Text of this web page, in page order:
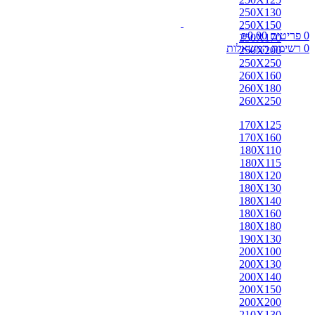
0 פריטים ₪0.00
0 רשימת המשאלות
250X130
250X150
250X170
250X200
250X250
260X160
260X180
260X250
170X125
170X160
180X110
180X115
180X120
180X130
180X140
180X160
180X180
190X130
200X100
200X130
200X140
200X150
200X200